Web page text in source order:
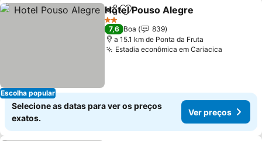
Escolha popular
PartilharAdicionar aos favoritos
Hotel Pouso Alegre
2 Estrelas
7,6 Boa
839
a 15.1 km de Ponta da Fruta
Estadia econômica em Cariacica
Selecione as datas para ver os preços
exatos.
Ver preços